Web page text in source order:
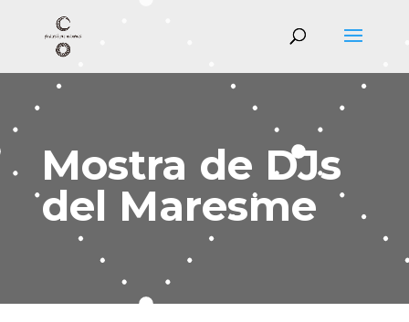
Mostra de DJs
del Maresme